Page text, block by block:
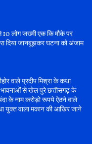
10 लोग जख्मी एक कि मौके पर
दिया जानबूझकर घटना को अंजाम
वाले प्रदीप मिश्रा के कथा
से खेल पुरे छत्तीसगढ़ के
के नाम करोड़ो रूपये ऐठने वाले
युक्त वाला मकान की आखिर जाने